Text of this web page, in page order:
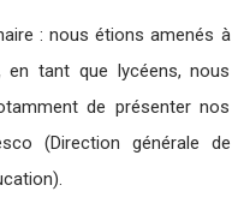
: nous étions amenés à
en tant que lycéens, nous
de présenter nos
(Direction générale de